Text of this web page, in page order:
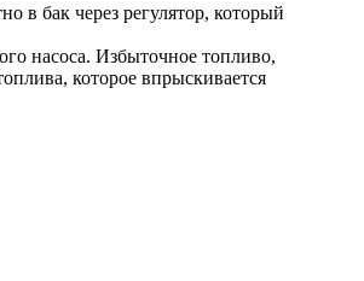
в бак через регулятор, который
насоса. Избыточное топливо,
которое впрыскивается